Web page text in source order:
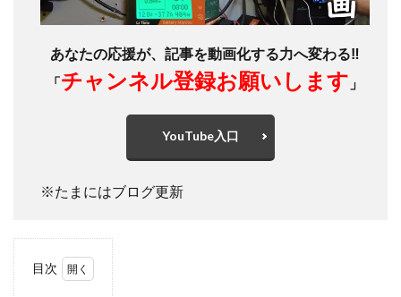
あなたの応援が、記事を動画化する力へ変わる‼
「チャンネル登録お願いします 」
YouTube入口
※たまにはブログ更新
目次